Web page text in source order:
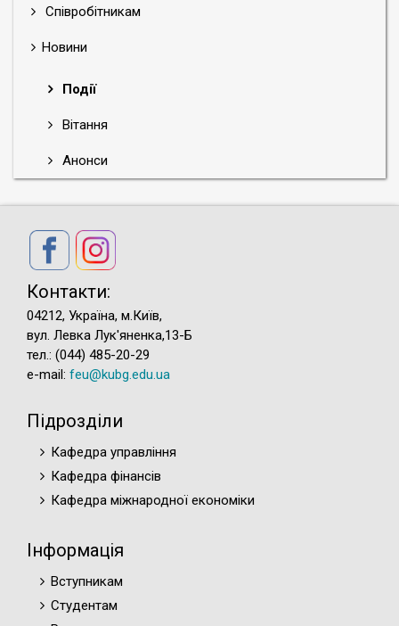
Співробітникам
Новини
Події
Вітання
Анонси
Контакти:
04212, Україна, м.Київ,
вул. Левка Лук'яненка,13-Б
тел.: (044) 485-20-29
e-mail: feu@kubg.edu.ua
Підрозділи
Кафедра управління
Кафедра фінансів
Кафедра міжнародної економіки
Інформація
Вступникам
Студентам